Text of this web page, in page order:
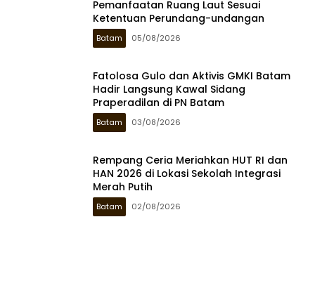
Pemanfaatan Ruang Laut Sesuai
Ketentuan Perundang-undangan
Batam 05/08/2026
Fatolosa Gulo dan Aktivis GMKI Batam
Hadir Langsung Kawal Sidang
Praperadilan di PN Batam
Batam 03/08/2026
Rempang Ceria Meriahkan HUT RI dan
HAN 2026 di Lokasi Sekolah Integrasi
Merah Putih
Batam 02/08/2026